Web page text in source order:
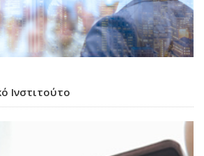
Ινστιτούτο